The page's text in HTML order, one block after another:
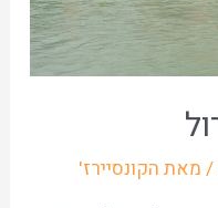
/ מאת הקונסיירז'